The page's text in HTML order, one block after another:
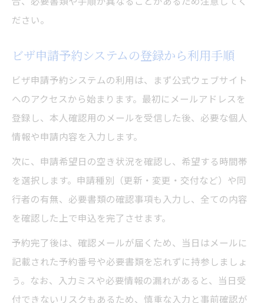
ださい。
ビザ申請予約システムの登録から利用手順
ビザ申請予約システムの利用は、まず公式ウェブサイト
へのアクセスから始まります。最初にメールアドレスを
登録し、本人確認用のメールを受信した後、必要な個人
情報や申請内容を入力します。
次に、申請希望日の空き状況を確認し、希望する時間帯
を選択します。申請種別（更新・変更・交付など）や同
行者の有無、必要書類の確認事項も入力し、全ての内容
を確認した上で申込を完了させます。
予約完了後は、確認メールが届くため、当日はメールに
記載された予約番号や必要書類を忘れずに持参しましょ
う。なお、入力ミスや必要情報の漏れがあると、当日受
付できないリスクもあるため、慎重な入力と事前確認が